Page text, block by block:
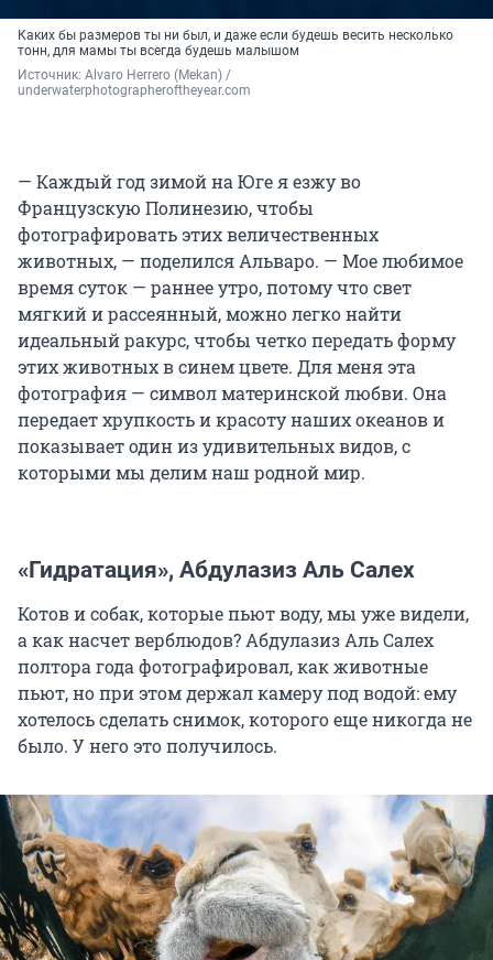
Каких бы размеров ты ни был, и даже если будешь весить несколько
тонн, для мамы ты всегда будешь малышом
Источник: Alvaro Herrero (Mekan) /
underwaterphotographeroftheyear.com
— Каждый год зимой на Юге я езжу во
Французскую Полинезию, чтобы
фотографировать этих величественных
животных, — поделился Альваро. — Мое любимое
время суток — раннее утро, потому что свет
мягкий и рассеянный, можно легко найти
идеальный ракурс, чтобы четко передать форму
этих животных в синем цвете. Для меня эта
фотография — символ материнской любви. Она
передает хрупкость и красоту наших океанов и
показывает один из удивительных видов, с
которыми мы делим наш родной мир.
«Гидратация», Абдулазиз Аль Салех
Котов и собак, которые пьют воду, мы уже видели,
а как насчет верблюдов? Абдулазиз Аль Салех
полтора года фотографировал, как животные
пьют, но при этом держал камеру под водой: ему
хотелось сделать снимок, которого еще никогда не
было. У него это получилось.